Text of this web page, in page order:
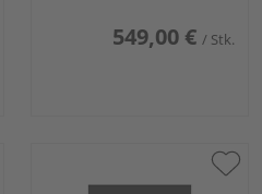
549,00 € / Stk.